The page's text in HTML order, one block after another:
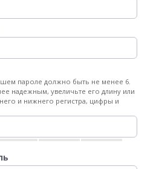
пароле должно быть не менее 6.
надежным, увеличьте его длину или
и нижнего регистра, цифры и